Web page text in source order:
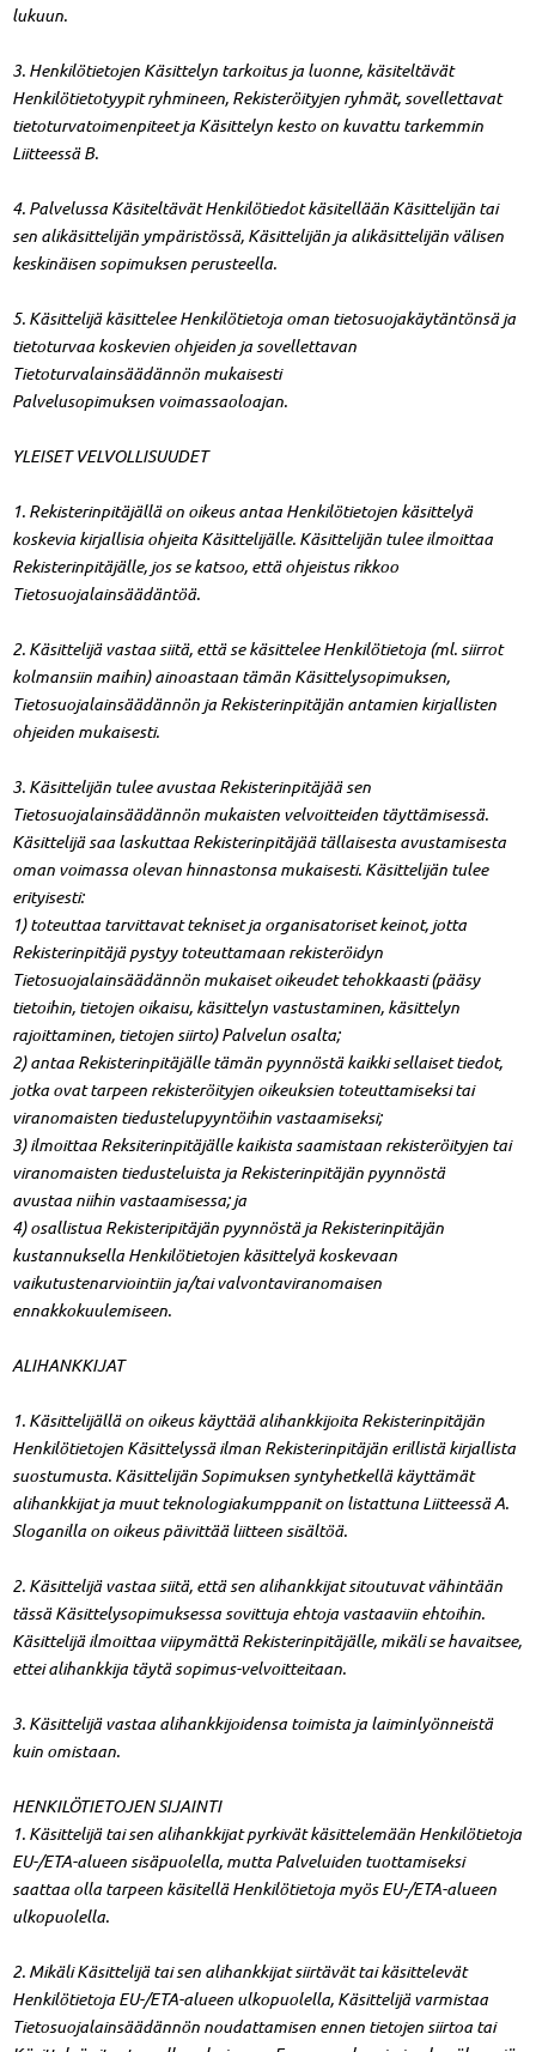
lukuun.
3. Henkilötietojen Käsittelyn tarkoitus ja luonne, käsiteltävät
Henkilötietotyypit ryhmineen, Rekisteröityjen ryhmät, sovellettavat
tietoturvatoimenpiteet ja Käsittelyn kesto on kuvattu tarkemmin
Liitteessä B.
4. Palvelussa Käsiteltävät Henkilötiedot käsitellään Käsittelijän tai
sen alikäsittelijän ympäristössä, Käsittelijän ja alikäsittelijän välisen
keskinäisen sopimuksen perusteella.
5. Käsittelijä käsittelee Henkilötietoja oman tietosuojakäytäntönsä ja
tietoturvaa koskevien ohjeiden ja sovellettavan
Tietoturvalainsäädännön mukaisesti
Palvelusopimuksen voimassaoloajan.
YLEISET VELVOLLISUUDET
1. Rekisterinpitäjällä on oikeus antaa Henkilötietojen käsittelyä
koskevia kirjallisia ohjeita Käsittelijälle. Käsittelijän tulee ilmoittaa
Rekisterinpitäjälle, jos se katsoo, että ohjeistus rikkoo
Tietosuojalainsäädäntöä.
2. Käsittelijä vastaa siitä, että se käsittelee Henkilötietoja (ml. siirrot
kolmansiin maihin) ainoastaan tämän Käsittelysopimuksen,
Tietosuojalainsäädännön ja Rekisterinpitäjän antamien kirjallisten
ohjeiden mukaisesti.
3. Käsittelijän tulee avustaa Rekisterinpitäjää sen
Tietosuojalainsäädännön mukaisten velvoitteiden täyttämisessä.
Käsittelijä saa laskuttaa Rekisterinpitäjää tällaisesta avustamisesta
oman voimassa olevan hinnastonsa mukaisesti. Käsittelijän tulee
erityisesti:
1) toteuttaa tarvittavat tekniset ja organisatoriset keinot, jotta
Rekisterinpitäjä pystyy toteuttamaan rekisteröidyn
Tietosuojalainsäädännön mukaiset oikeudet tehokkaasti (pääsy
tietoihin, tietojen oikaisu, käsittelyn vastustaminen, käsittelyn
rajoittaminen, tietojen siirto) Palvelun osalta;
2) antaa Rekisterinpitäjälle tämän pyynnöstä kaikki sellaiset tiedot,
jotka ovat tarpeen rekisteröityjen oikeuksien toteuttamiseksi tai
viranomaisten tiedustelupyyntöihin vastaamiseksi;
3) ilmoittaa Reksiterinpitäjälle kaikista saamistaan rekisteröityjen tai
viranomaisten tiedusteluista ja Rekisterinpitäjän pyynnöstä
avustaa niihin vastaamisessa; ja
4) osallistua Rekisteripitäjän pyynnöstä ja Rekisterinpitäjän
kustannuksella Henkilötietojen käsittelyä koskevaan
vaikutustenarviointiin ja/tai valvontaviranomaisen
ennakkokuulemiseen.
ALIHANKKIJAT
1. Käsittelijällä on oikeus käyttää alihankkijoita Rekisterinpitäjän
Henkilötietojen Käsittelyssä ilman Rekisterinpitäjän erillistä kirjallista
suostumusta. Käsittelijän Sopimuksen syntyhetkellä käyttämät
alihankkijat ja muut teknologiakumppanit on listattuna Liitteessä A.
Sloganilla on oikeus päivittää liitteen sisältöä.
2. Käsittelijä vastaa siitä, että sen alihankkijat sitoutuvat vähintään
tässä Käsittelysopimuksessa sovittuja ehtoja vastaaviin ehtoihin.
Käsittelijä ilmoittaa viipymättä Rekisterinpitäjälle, mikäli se havaitsee,
ettei alihankkija täytä sopimus-velvoitteitaan.
3. Käsittelijä vastaa alihankkijoidensa toimista ja laiminlyönneistä
kuin omistaan.
HENKILÖTIETOJEN SIJAINTI
1. Käsittelijä tai sen alihankkijat pyrkivät käsittelemään Henkilötietoja
EU-/ETA-alueen sisäpuolella, mutta Palveluiden tuottamiseksi
saattaa olla tarpeen käsitellä Henkilötietoja myös EU-/ETA-alueen
ulkopuolella.
2. Mikäli Käsittelijä tai sen alihankkijat siirtävät tai käsittelevät
Henkilötietoja EU-/ETA-alueen ulkopuolella, Käsittelijä varmistaa
Tietosuojalainsäädännön noudattamisen ennen tietojen siirtoa tai